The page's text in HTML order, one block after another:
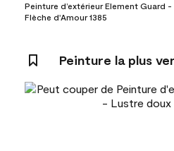
Peinture d’extérieur Element Guard
Flèche d'Amour 1385
Peinture la plus